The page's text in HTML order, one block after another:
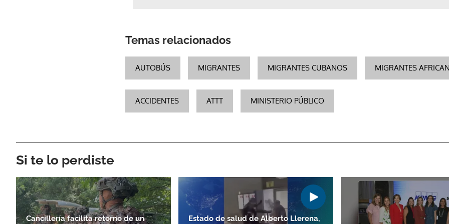
Temas relacionados
AUTOBÚS MIGRANTES MIGRANTES CUBANOS MIGRANTES
ACCIDENTES ATTT MINISTERIO PÚBLICO
Si te lo perdiste
Cancillería facilita retorno de un
Estado de salud de Alberto Llerena,